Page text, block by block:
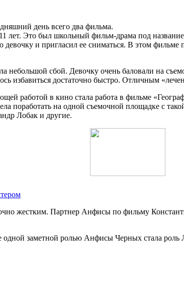
день всего два фильма.
лет. Это был школьный фильм-драма под
и пригласил ее сниматься. В этом
небольшой сбой. Девочку очень баловали на
избавиться достаточно быстро. Отличным
работой в кино стала работа в фильме
поработать на одной съемочной площадке с
Лобак и другие.
жестким. Партнер Анфисы по фильму
заметной ролью Анфисы Черных стала